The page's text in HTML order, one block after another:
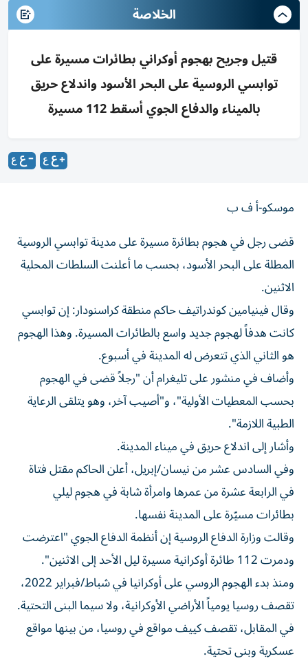
الخلاصة
قتيل وجريح بهجوم أوكراني بطائرات مسيرة على
توابسي الروسية على البحر الأسود واندلاع حريق
بالميناء والدفاع الجوي أسقط 112 مسيرة
موسكو-أ ف ب
قضى رجل في هجوم بطائرة مسيرة على مدينة توابسي الروسية
المطلة على البحر الأسود، بحسب ما أعلنت السلطات المحلية
الاثنين.
وقال فينيامين كوندراتيف حاكم منطقة كراسنودار: إن توابسي
كانت هدفاً لهجوم جديد واسع بالطائرات المسيرة. وهذا الهجوم
هو الثاني الذي تتعرض له المدينة في أسبوع.
وأضاف في منشور على تليغرام أن "رجلاً قضى في الهجوم
بحسب المعطيات الأولية"، و"أصيب آخر، وهو يتلقى الرعاية
الطبية اللازمة".
وأشار إلى اندلاع حريق في ميناء المدينة.
وفي السادس عشر من نيسان/إبريل، أعلن الحاكم مقتل فتاة
في الرابعة عشرة من عمرها وامرأة شابة في هجوم ليلي
بطائرات مسيّرة على المدينة نفسها.
وقالت وزارة الدفاع الروسية إن أنظمة الدفاع الجوي "اعترضت
ودمرت 112 طائرة أوكرانية مسيرة ليل الأحد إلى الاثنين".
ومنذ بدء الهجوم الروسي على أوكرانيا في شباط/فبراير 2022،
تقصف روسيا يومياً الأراضي الأوكرانية، ولا سيما البنى التحتية.
في المقابل، تقصف كييف مواقع في روسيا، من بينها مواقع
عسكرية وبنى تحتية.